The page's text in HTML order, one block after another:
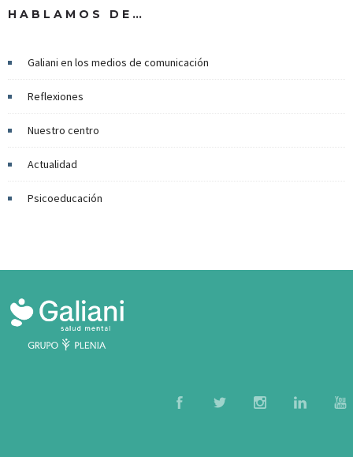
HABLAMOS DE…
Galiani en los medios de comunicación
Reflexiones
Nuestro centro
Actualidad
Psicoeducación